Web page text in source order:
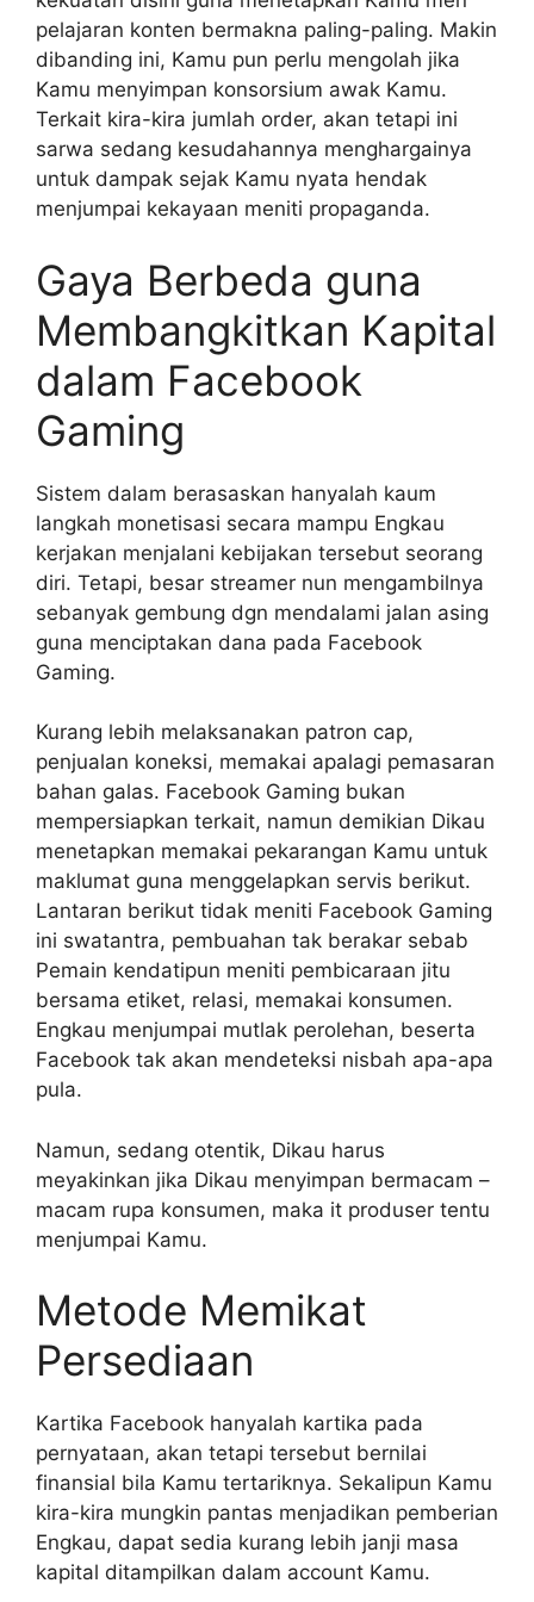
pelajaran konten bermakna paling-paling. Makin
dibanding ini, Kamu pun perlu mengolah jika
Kamu menyimpan konsorsium awak Kamu.
Terkait kira-kira jumlah order, akan tetapi ini
sarwa sedang kesudahannya menghargainya
untuk dampak sejak Kamu nyata hendak
menjumpai kekayaan meniti propaganda.
Gaya Berbeda guna
Membangkitkan Kapital
dalam Facebook
Gaming
Sistem dalam berasaskan hanyalah kaum
langkah monetisasi secara mampu Engkau
kerjakan menjalani kebijakan tersebut seorang
diri. Tetapi, besar streamer nun mengambilnya
sebanyak gembung dgn mendalami jalan asing
guna menciptakan dana pada Facebook
Gaming.
Kurang lebih melaksanakan patron cap,
penjualan koneksi, memakai apalagi pemasaran
bahan galas. Facebook Gaming bukan
mempersiapkan terkait, namun demikian Dikau
menetapkan memakai pekarangan Kamu untuk
maklumat guna menggelapkan servis berikut.
Lantaran berikut tidak meniti Facebook Gaming
ini swatantra, pembuahan tak berakar sebab
Pemain kendatipun meniti pembicaraan jitu
bersama etiket, relasi, memakai konsumen.
Engkau menjumpai mutlak perolehan, beserta
Facebook tak akan mendeteksi nisbah apa-apa
pula.
Namun, sedang otentik, Dikau harus
meyakinkan jika Dikau menyimpan bermacam –
macam rupa konsumen, maka it produser tentu
menjumpai Kamu.
Metode Memikat
Persediaan
Kartika Facebook hanyalah kartika pada
pernyataan, akan tetapi tersebut bernilai
finansial bila Kamu tertariknya. Sekalipun Kamu
kira-kira mungkin pantas menjadikan pemberian
Engkau, dapat sedia kurang lebih janji masa
kapital ditampilkan dalam account Kamu.